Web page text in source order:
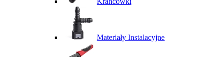
Materiały Instalacyjne